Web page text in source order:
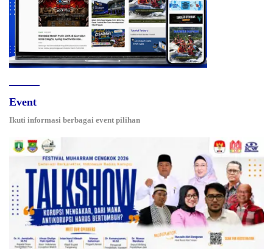
Event
Ikuti informasi berbagai event pilihan